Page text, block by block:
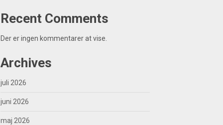
Recent Comments
Der er ingen kommentarer at vise.
Archives
juli 2026
juni 2026
maj 2026